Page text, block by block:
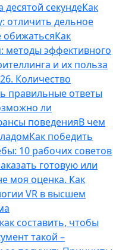
секундеКак
отличить дельное
обижатьсяКак
методы эффективного
и их польза
Количество
правильные ответы
ли
поведенияВ чем
Как победить
10 рабочих советов
готовую или
моя оценка. Как
VR в высшем
составить, чтобы
такой –